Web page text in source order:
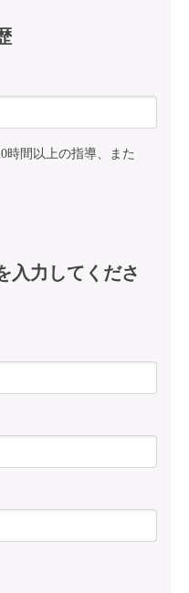
時間以上の指導、また
入力してくださ